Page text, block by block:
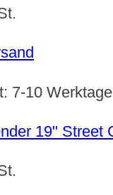
7-10 Werktage